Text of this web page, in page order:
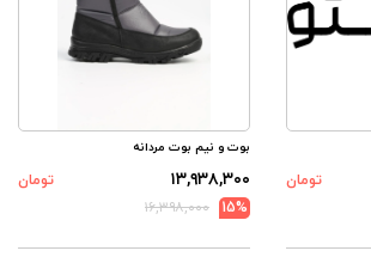
تومان
بوت و نیم بوت مردانه
۱۳,۹۳۸,۳۰۰
تومان
15%
۱۶,۳۹۸,۰۰۰